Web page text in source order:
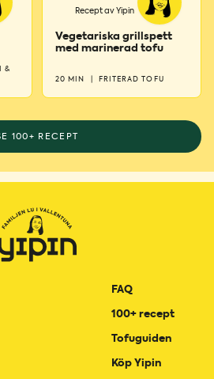
&
Recept av Yipin
Vegetariska grillspett
med marinerad tofu
20 MIN FRITERAD TOFU
100+ RECEPT
FAQ
100+ recept
Tofuguiden
Köp Yipin